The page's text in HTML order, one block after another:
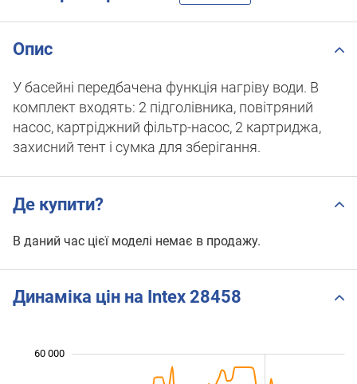
Опис
У басейні передбачена функція нагріву води. В
комплект входять: 2 підголівника, повітряний
насос, картріджний фільтр-насос, 2 картриджа,
захисний тент і сумка для зберігання.
Де купити?
В даний час цієї моделі немає в продажу.
Динаміка цін на Intex 28458
60 000